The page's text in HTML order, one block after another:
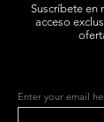
Suscríbete en
acceso
Enter your email